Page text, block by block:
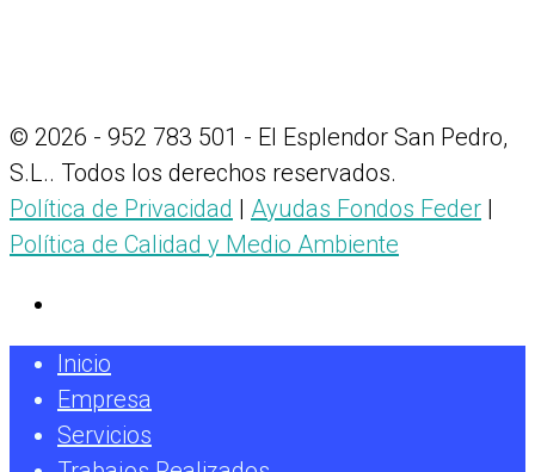
© 2026 - 952 783 501 - El Esplendor San Pedro,
S.L.. Todos los derechos reservados.
Política de Privacidad | Ayudas Fondos Feder |
Política de Calidad y Medio Ambiente
Inicio
Empresa
Servicios